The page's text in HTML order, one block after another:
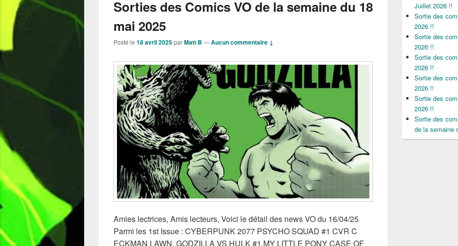
Sorties des Comics VO de la semaine du 18
mai 2025
Posté le 18 avril 2025parMatt B —Aucun commentaire ↓
Amies lectrices, Amis lecteurs, Voici le détail des news VO du 16/04/25
Parmi les 1st Issue : CYBERPUNK 2077 PSYCHO SQUAD #1 CVR C
ECKMAN LAWN, GODZILLA VS HULK #1,MY LITTLE PONY CASE OF
Juillet 2026 !!
Sortie des
2026 !!
Sortie des
2026 !!
Sortie des
2026 !!
Sortie des
2026 !!
Sortie des
2026 !!
Sortie des
de la semaine